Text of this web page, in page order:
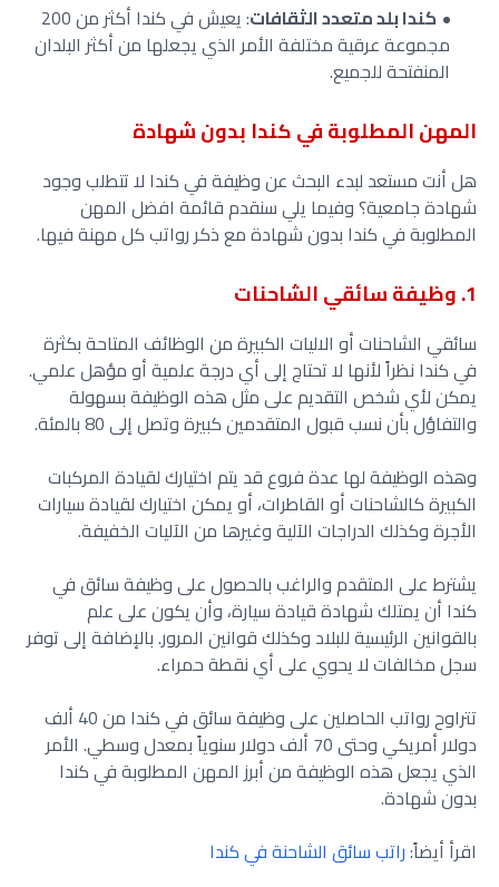
كندا بلد متعدد الثقافات
: يعيش في كندا أكثر من 200
مجموعة عرقية مختلفة الأمر الذي يجعلها من أكثر البلدان
المنفتحة للجميع.
المهن المطلوبة في كندا بدون شهادة
هل أنت مستعد لبدء البحث عن وظيفة في كندا لا تتطلب وجود
شهادة جامعية؟ وفيما يلي سنقدم قائمة افضل المهن
المطلوبة في كندا بدون شهادة مع ذكر رواتب كل مهنة فيها.
1. وظيفة سائقي الشاحنات
سائقي الشاحنات أو الاليات الكبيرةمن الوظائف المتاحة بكثرة
في كندا نظراً لأنها لا تحتاج إلى أي درجة علمية أو مؤهل علمي.
يمكن لأي شخص التقديم على مثل هذه الوظيفة بسهولة
والتفاؤل بأن نسب قبول المتقدمين كبيرة وتصل إلى 80 بالمئة.
وهذه الوظيفة لها عدة فروع قد يتم اختيارك لقيادة المركبات
الكبيرة كالشاحنات أو القاطرات، أو يمكن اختيارك لقيادة سيارات
الأجرة وكذلك الدراجات الآلية وغيرها من الآليات الخفيفة.
يشترط على المتقدم والراغب بالحصول على وظيفة سائق في
كندا أن يمتلك شهادة قيادة سيارة، وأن يكون على علم
بالقوانين الرئيسية للبلاد وكذلك قوانين المرور. بالإضافة إلى توفر
سجل مخالفات لا يحوي على أي نقطة حمراء.
تتراوح رواتب الحاصلين على وظيفة سائق في كندا من 40 ألف
دولار أمريكي وحتى 70 ألف دولار سنوياً بمعدل وسطي. الأمر
الذي يجعل هذه الوظيفة من أبرز المهن المطلوبة في كندا
بدون شهادة.
اقرأ أيضاً:راتب سائق الشاحنة في كندا